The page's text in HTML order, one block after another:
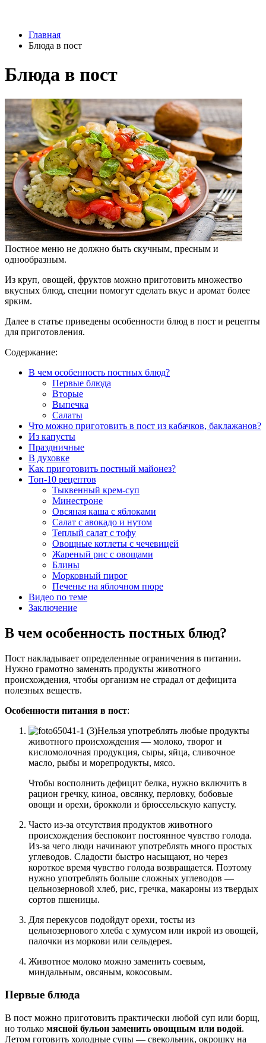
Главная
Блюда в пост
Блюда в пост
Постное меню не должно быть скучным, пресным и
однообразным.
Из круп, овощей, фруктов можно приготовить множество
вкусных блюд, специи помогут сделать вкус и аромат более
ярким.
Далее в статье приведены особенности блюд в пост и рецепты
для приготовления.
Содержание:
В чем особенность постных блюд?
Первые блюда
Вторые
Выпечка
Салаты
Что можно приготовить в пост из кабачков, баклажанов?
Из капусты
Праздничные
В духовке
Как приготовить постный майонез?
Топ-10 рецептов
Тыквенный крем-суп
Минестроне
Овсяная каша с яблоками
Салат с авокадо и нутом
Теплый салат с тофу
Овощные котлеты с чечевицей
Жареный рис с овощами
Блины
Морковный пирог
Печенье на яблочном пюре
Видео по теме
Заключение
В чем особенность постных блюд?
Пост накладывает определенные ограничения в питании.
Нужно грамотно заменять продукты животного
происхождения, чтобы организм не страдал от дефицита
полезных веществ.
Особенности питания в пост:
Нельзя употреблять любые продукты
животного происхождения — молоко, творог и
кисломолочная продукция, сыры, яйца, сливочное
масло, рыбы и морепродукты, мясо.
Чтобы восполнить дефицит белка, нужно включить в
рацион гречку, киноа, овсянку, перловку, бобовые
овощи и орехи, брокколи и брюссельскую капусту.
Часто из-за отсутствия продуктов животного
происхождения беспокоит постоянное чувство голода.
Из-за чего люди начинают употреблять много простых
углеводов. Сладости быстро насыщают, но через
короткое время чувство голода возвращается. Поэтому
нужно употреблять больше сложных углеводов —
цельнозерновой хлеб, рис, гречка, макароны из твердых
сортов пшеницы.
Для перекусов подойдут орехи, тосты из
цельнозернового хлеба с хумусом или икрой из овощей,
палочки из моркови или сельдерея.
Животное молоко можно заменить соевым,
миндальным, овсяным, кокосовым.
Первые блюда
В пост можно приготовить практически любой суп или борщ,
но только мясной бульон заменить овощным или водой.
Летом готовить холодные супы — свекольник, окрошку на